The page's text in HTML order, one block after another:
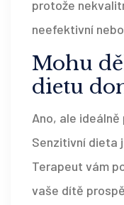
protože
neefektivní
Mohu
dietu
Ano, ale
Senzitivní dieta
Terapeut vám
vaše dítě